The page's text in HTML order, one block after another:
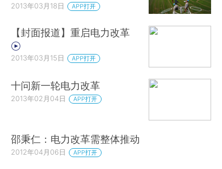
2013年03月18日 APP打开
【封面报道】重启电力改革
2013年03月15日 APP打开
十问新一轮电力改革
2013年02月04日 APP打开
邵秉仁：电力改革需整体推动
2012年04月06日 APP打开